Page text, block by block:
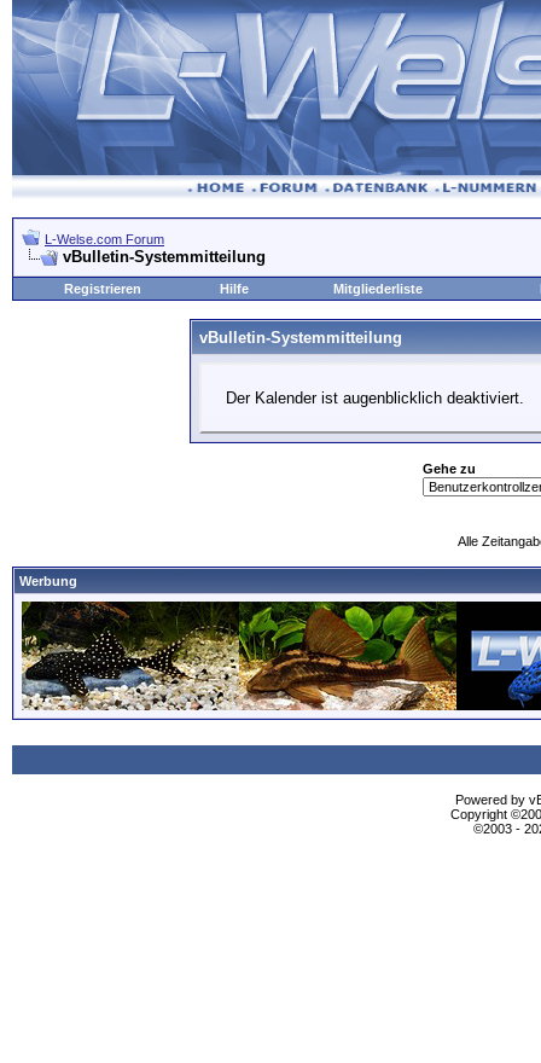
L-Welse.com Forum
vBulletin-Systemmitteilung
Registrieren Hilfe Mitgliederliste
vBulletin-Systemmitteilung
Der Kalender ist augenblicklich deaktiviert.
Gehe zu
Alle
Werbung
Powered by
Copyright
©2003 -